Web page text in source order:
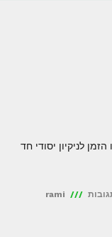
לניקיון יסודי חד
rami